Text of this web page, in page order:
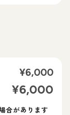
¥6,000
¥6,000
合があります